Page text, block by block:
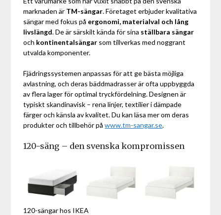
marknaden är TM-sängar. Företaget erbjuder kvalitativa
sängar med fokus på ergonomi, materialval och lång
livslängd. De är särskilt kända för sina ställbara sängar
och kontinentalsängar som tillverkas med noggrant
utvalda komponenter.
Fjädringssystemen anpassas för att ge bästa möjliga
avlastning, och deras bäddmadrasser är ofta uppbyggda
av flera lager för optimal tryckfördelning. Designen är
typiskt skandinavisk – rena linjer, textilier i dämpade
färger och känsla av kvalitet. Du kan läsa mer om deras
produkter och tillbehör påwww.tm-sangar.se.
120-säng – den svenska kompromissen
120-sängar hos IKEA